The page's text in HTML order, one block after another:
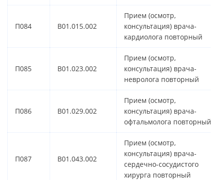
П084 B01.015.002
Прием (осмотр,
консультация) врача-
кардиолога повторный
П085 B01.023.002
Прием (осмотр,
консультация) врача-
невролога повторный
П086 B01.029.002
Прием (осмотр,
консультация) врача-
офтальмолога повторный
П087 B01.043.002
Прием (осмотр,
консультация) врача-
сердечно-сосудистого
хирурга повторный